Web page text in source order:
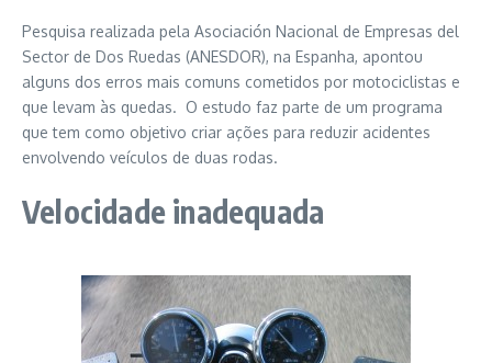
Pesquisa realizada pela Asociación Nacional de Empresas del
Sector de Dos Ruedas (ANESDOR), na Espanha, apontou
alguns dos erros mais comuns cometidos por motociclistas e
que levam às quedas. O estudo faz parte de um programa
que tem como objetivo criar ações para reduzir acidentes
envolvendo veículos de duas rodas.
Velocidade inadequada